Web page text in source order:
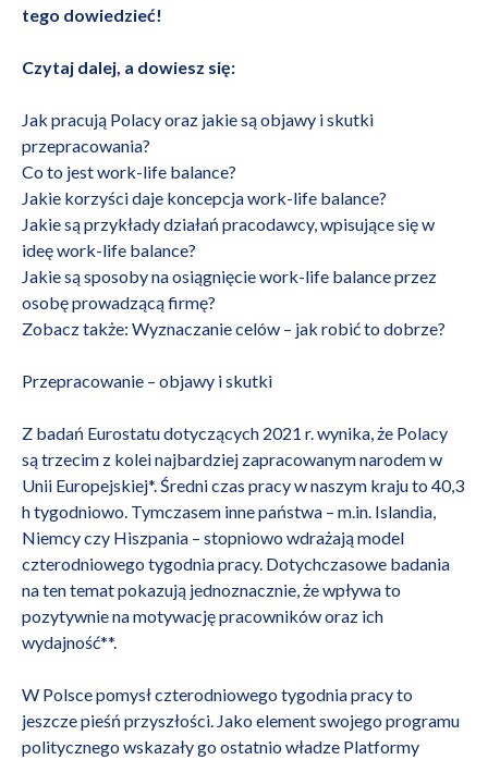
tego dowiedzieć!
Czytaj dalej, a dowiesz się:
Jak pracują Polacy oraz jakie są objawy i skutki
przepracowania?
Co to jest work-life balance?
Jakie korzyści daje koncepcja work-life balance?
Jakie są przykłady działań pracodawcy, wpisujące się w
ideę work-life balance?
Jakie są sposoby na osiągnięcie work-life balance przez
osobę prowadzącą firmę?
Zobacz także: Wyznaczanie celów – jak robić to dobrze?
Przepracowanie – objawy i skutki
Z badań Eurostatu dotyczących 2021 r. wynika, że Polacy
są trzecim z kolei najbardziej zapracowanym narodem w
Unii Europejskiej*. Średni czas pracy w naszym kraju to 40,3
h tygodniowo. Tymczasem inne państwa – m.in. Islandia,
Niemcy czy Hiszpania – stopniowo wdrażają model
czterodniowego tygodnia pracy. Dotychczasowe badania
na ten temat pokazują jednoznacznie, że wpływa to
pozytywnie na motywację pracowników oraz ich
wydajność**.
W Polsce pomysł czterodniowego tygodnia pracy to
jeszcze pieśń przyszłości. Jako element swojego programu
politycznego wskazały go ostatnio władze Platformy